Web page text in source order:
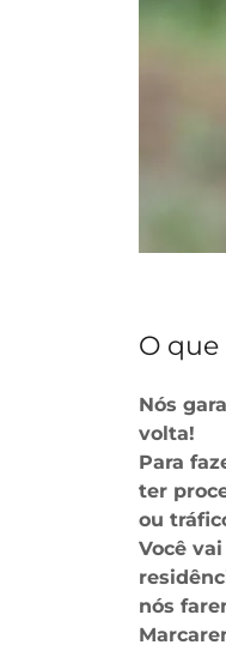
O
Nós
volta!
Para
ter
ou
Você
nós